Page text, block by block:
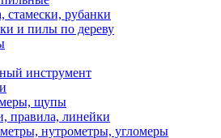
стамески, рубанки
и пилы по дереву
инструмент
щупы
правила, линейки
нутрометры, угломеры